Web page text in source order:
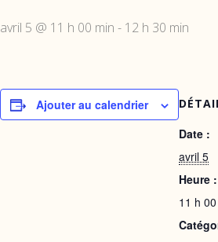
avril 5 @ 11 h 00 min - 12 h 30 min
Ajouter au calendrier
Date :
avril 5
Heure :
11 h